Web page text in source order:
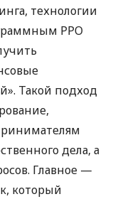
технологии
РРО
Такой подход
дела, а
Главное —
который